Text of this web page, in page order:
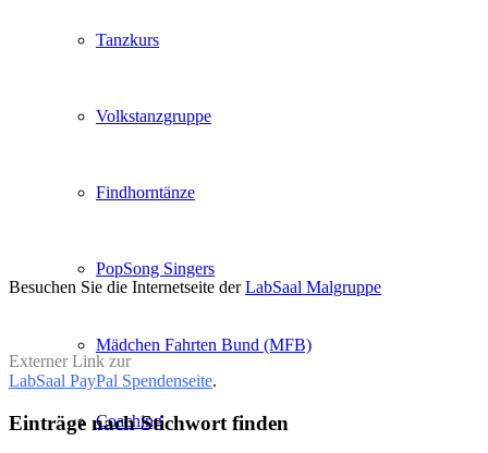
Tanzkurs
Volkstanzgruppe
Findhorntänze
PopSong Singers
Mädchen Fahrten Bund (MFB)
Coaching
Besuchen Sie die Internetseite derLabSaal Malgruppe
Externer Link zur
LabSaal PayPal Spendenseite.
Einträge nach Stichwort finden